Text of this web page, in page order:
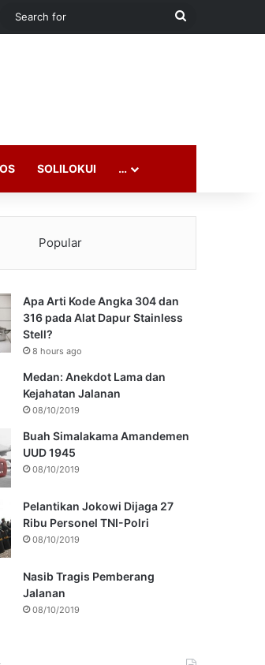
In
Search
SOLILOKUI …
Popular
Apa Arti Kode Angka 304 dan
316 pada Alat Dapur Stainless
Stell?
8 hours ago
Medan: Anekdot Lama dan
Kejahatan Jalanan
08/10/2019
Buah Simalakama Amandemen
UUD 1945
08/10/2019
Pelantikan Jokowi Dijaga 27
Ribu Personel TNI-Polri
08/10/2019
Nasib Tragis Pemberang
Jalanan
08/10/2019